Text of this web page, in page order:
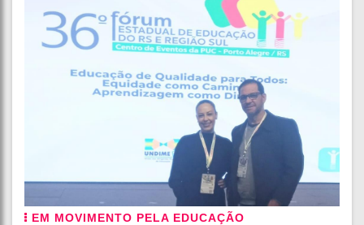
EM MOVIMENTO PELA EDUCAÇÃO